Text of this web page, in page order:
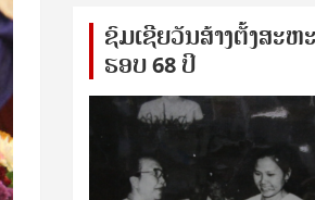
ຊົ​ມ​ເຊີຍ​ວັນ​ສ້າງ​ຕັ້ງ​ສະ​
ຮອບ 68 ປິ